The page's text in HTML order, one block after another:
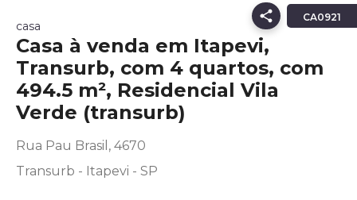
CA0921
casa
Casa à venda em Itapevi,
Transurb, com 4 quartos, com
494.5 m², Residencial Vila
Verde (transurb)
Rua Pau Brasil, 4670
Transurb - Itapevi - SP